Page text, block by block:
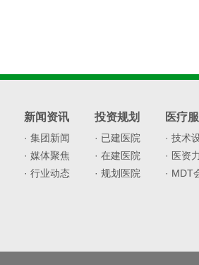
新闻资讯
· 集团新闻
· 媒体聚焦
· 行业动态
投资规划
· 已建医院
· 在建医院
· 规划医院
医疗
· 技术
· 医资
· MDT